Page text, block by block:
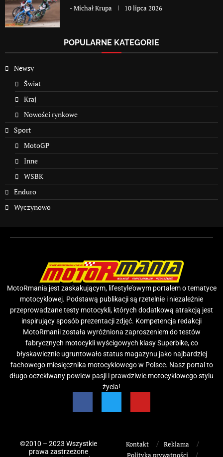
-Michał Krupa 10 lipca 2026
POPULARNE KATEGORIE
Newsy
Świat
Kraj
Nowości rynkowe
Sport
MotoGP
Inne
WSBK
Enduro
Wyczynowo
MotoRmania jest zaskakującym, lifestyle’owym portalem o tematyce
motocyklowej. Podstawą publikacji są rzetelnie i niezależnie
przeprowadzane testy motocykli, których dodatkową atrakcją jest
inspirujący sposób prezentacji zdjęć. Kompetencja redakcji
MotoRmanii została wyróżniona zaproszeniem do testów
fabrycznych motocykli wyścigowych klasy Superbike, co
błyskawicznie ugruntowało status magazynu jako najbardziej
fachowego miesięcznika motocyklowego w Polsce. Nasz portal to
długo oczekiwany powiew pasji i prawdziwie motocyklowego stylu
życia!
©2010 – 2023 Wszystkie
prawa zastrzeżone
Kontakt
Reklama
Polityka prywatności